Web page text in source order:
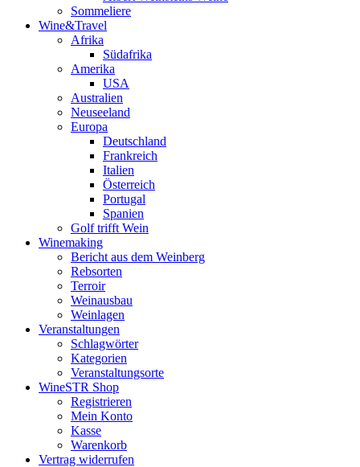
Sommeliere
Wine&Travel
Afrika
Südafrika
Amerika
USA
Australien
Neuseeland
Europa
Deutschland
Frankreich
Italien
Österreich
Portugal
Spanien
Golf trifft Wein
Winemaking
Bericht aus dem Weinberg
Rebsorten
Terroir
Weinausbau
Weinlagen
Veranstaltungen
Schlagwörter
Kategorien
Veranstaltungsorte
WineSTR Shop
Registrieren
Mein Konto
Kasse
Warenkorb
Vertrag widerrufen